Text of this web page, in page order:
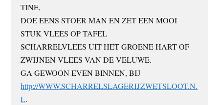
TINE,
DOE EENS STOER MAN EN ZET EEN MOOI
STUK VLEES OP TAFEL
SCHARRELVLEES UIT HET GROENE HART OF
ZWIJNEN VLEES VAN DE VELUWE.
GA GEWOON EVEN BINNEN, BIJ
http://WWW.SCHARRELSLAGERIJZWETSLOOT.N.
L.